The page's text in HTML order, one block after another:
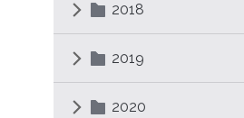
2018
2019
2020